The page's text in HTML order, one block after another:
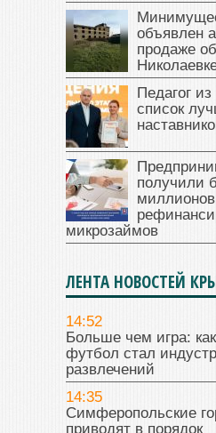
объявлен
продаже
Педагог
список
получили
микрозаймов
ЛЕНТА НОВОСТЕЙ
14:52
Больше чем игра:
футбол стал
развлечений
14:35
Симферопольские
приводят в порядок